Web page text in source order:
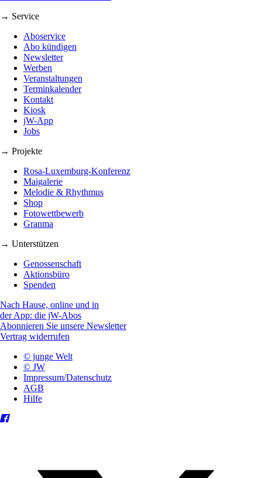
→ Service
Aboservice
Abo kündigen
Newsletter
Werben
Veranstaltungen
Terminkalender
Kontakt
Kiosk
jW-App
Jobs
→ Projekte
Rosa-Luxemburg-Konferenz
Maigalerie
Melodie & Rhythmus
Shop
Fotowettbewerb
Granma
→ Unterstützen
Genossenschaft
Aktionsbüro
Spenden
Nach Hause, online und in
der App: die jW-Abos
Abonnieren Sie unsere Newsletter
Vertrag widerrufen
© junge Welt
© JW
Impressum/Datenschutz
AGB
Hilfe